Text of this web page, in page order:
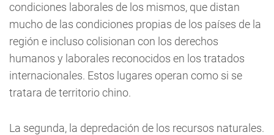
condiciones laborales de los mismos, que distan
mucho de las condiciones propias de los países de la
región e incluso colisionan con los derechos
humanos y laborales reconocidos en los tratados
internacionales. Estos lugares operan como si se
tratara de territorio chino.
La segunda, la depredación de los recursos naturales.